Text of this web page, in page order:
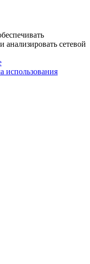
анализировать сетевой
использования